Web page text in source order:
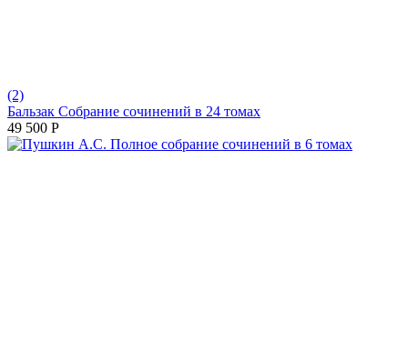
(2)
Бальзак Собрание сочинений в 24 томах
49 500 Р